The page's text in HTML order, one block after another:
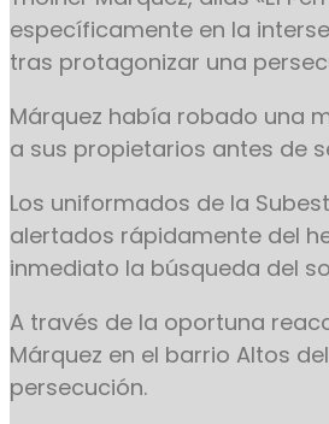
específicamente en la
tras protagonizar una
Márquez había robado una
a sus propietarios antes de
Los uniformados de la
alertados rápidamente del
inmediato la búsqueda del
A través de la oportuna
Márquez en el barrio Altos
persecución.